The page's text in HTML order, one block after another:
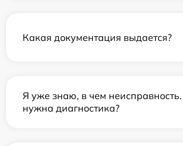
Какая документация выдается?
Я уже знаю, в чем
нужна диагностика?